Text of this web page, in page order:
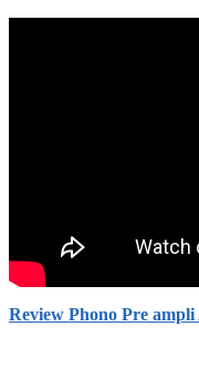
Review Phono Pre